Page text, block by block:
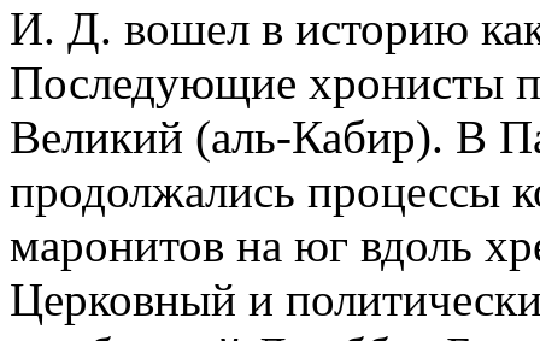
И. Д. вошел в историю
Последующие хронисты
Великий (аль-Кабир). В
продолжались процессы
маронитов на юг вдоль
Церковный и